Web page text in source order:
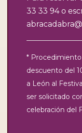
33 33 94o
*
descuento del
a León al
ser solicitado
celebración del